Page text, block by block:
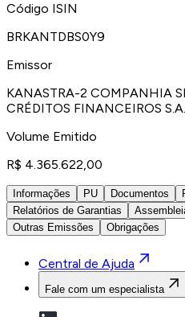
Código ISIN
BRKANTDBS0Y9
Emissor
KANASTRA-2 COMPANHIA
CRÉDITOS FINANCEIROS S.A.
Volume Emitido
R$ 4.365.622,00
Informações PU Documentos
Relatórios de Garantias
Outras Emissões
Obrigações
Central de Ajuda
Fale com um especialista